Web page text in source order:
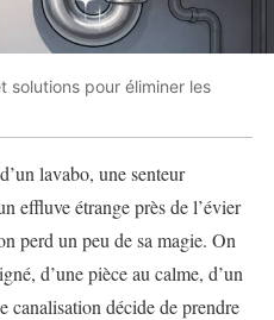
solutions pour éliminer les
lavabo, une senteur
effluve étrange près de l’évier
perd un peu de sa magie. On
d’une pièce au calme, d’un
canalisation décide de prendre